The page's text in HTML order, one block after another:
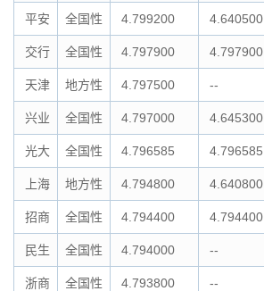
平安 全国性 4.799200 4.640500
交行 全国性 4.797900 4.797900
天津 地方性 4.797500 --
兴业 全国性 4.797000 4.645300
光大 全国性 4.796585 4.796585
上海 地方性 4.794800 4.640800
招商 全国性 4.794400 4.794400
民生 全国性 4.794000 --
浙商 全国性 4.793800 --